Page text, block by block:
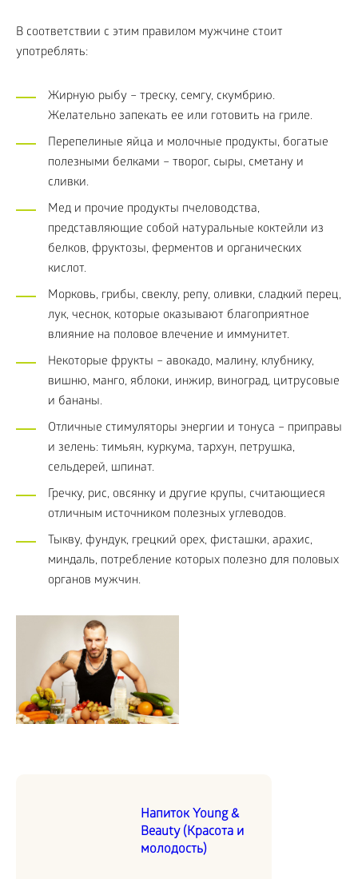
В соответствии с этим правилом мужчине стоит
употреблять:
Жирную рыбу – треску, семгу, скумбрию.
Желательно запекать ее или готовить на гриле.
Перепелиные яйца и молочные продукты, богатые
полезными белками – творог, сыры, сметану и
сливки.
Мед и прочие продукты пчеловодства,
представляющие собой натуральные коктейли из
белков, фруктозы, ферментов и органических
кислот.
Морковь, грибы, свеклу, репу, оливки, сладкий перец,
лук, чеснок, которые оказывают благоприятное
влияние на половое влечение и иммунитет.
Некоторые фрукты – авокадо, малину, клубнику,
вишню, манго, яблоки, инжир, виноград, цитрусовые
и бананы.
Отличные стимуляторы энергии и тонуса – приправы
и зелень: тимьян, куркума, тархун, петрушка,
сельдерей, шпинат.
Гречку, рис, овсянку и другие крупы, считающиеся
отличным источником полезных углеводов.
Тыкву, фундук, грецкий орех, фисташки, арахис,
миндаль, потребление которых полезно для половых
органов мужчин.
Напиток Young &
Beauty (Красота и
молодость)